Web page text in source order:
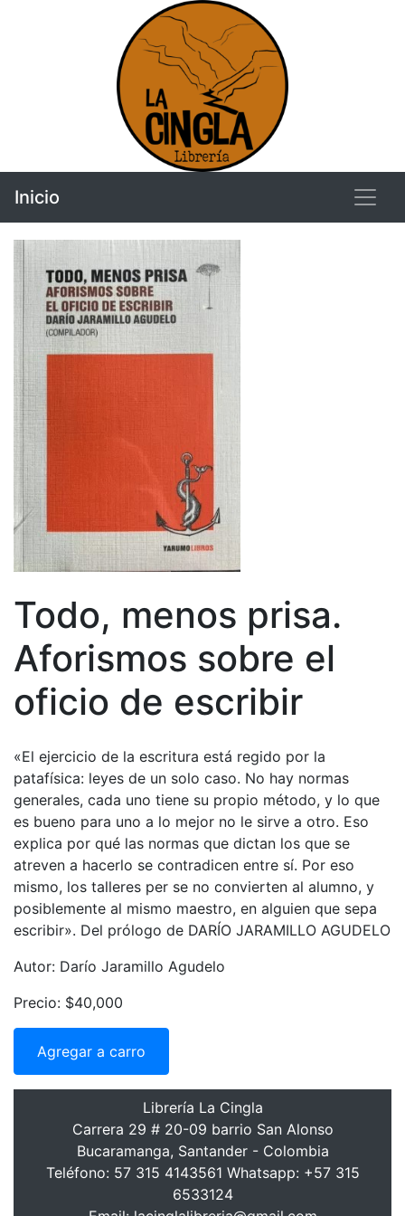
Inicio
Todo, menos prisa.
Aforismos sobre el
oficio de escribir
«El ejercicio de la escritura está regido por la
patafísica: leyes de un solo caso. No hay normas
generales, cada uno tiene su propio método, y lo que
es bueno para uno a lo mejor no le sirve a otro. Eso
explica por qué las normas que dictan los que se
atreven a hacerlo se contradicen entre sí. Por eso
mismo, los talleres per se no convierten al alumno, y
posiblemente al mismo maestro, en alguien que sepa
escribir». Del prólogo de DARÍO JARAMILLO AGUDELO
Autor: Darío Jaramillo Agudelo
Precio: $40,000
Agregar a carro
Librería La Cingla
Carrera 29 # 20-09 barrio San Alonso
Bucaramanga, Santander - Colombia
Teléfono: 57 315 4143561 Whatsapp: +57 315
6533124